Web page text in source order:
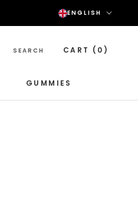
ENGLISH
GUMMIES
SEARCH CART ( 0 )